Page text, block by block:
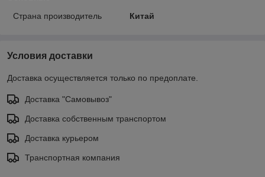
Страна производитель Китай
Условия доставки
Доставка осуществляется только по предоплате.
Доставка "Самовывоз"
Доставка собственным транспортом
Доставка курьером
Транспортная компания